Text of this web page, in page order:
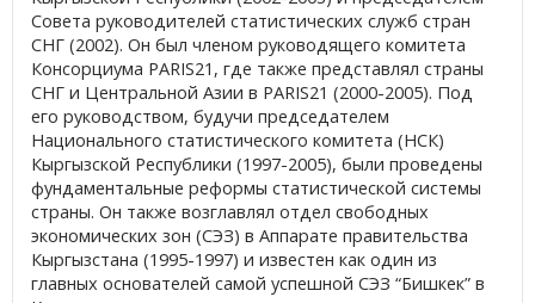
Совета руководителей статистических служб стран
СНГ (2002). Он был членом руководящего комитета
Консорциума PARIS21, где также представлял страны
СНГ и Центральной Азии в PARIS21 (2000-2005). Под
его руководством, будучи председателем
Национального статистического комитета (НСК)
Кыргызской Республики (1997-2005), были проведены
фундаментальные реформы статистической системы
страны. Он также возглавлял отдел свободных
экономических зон (СЭЗ) в Аппарате правительства
Кыргызстана (1995-1997) и известен как один из
главных основателей самой успешной СЭЗ “Бишкек” в